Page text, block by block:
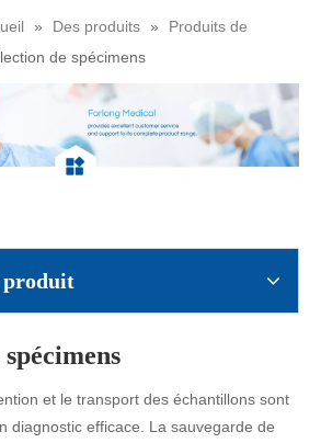
» Des produits »
Produits de
de spécimens
produit
et le transport des échantillons sont
diagnostic efficace. La sauvegarde de